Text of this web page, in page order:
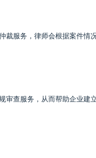
裁服务，律师会根据案件情
审查服务，从而帮助企业建